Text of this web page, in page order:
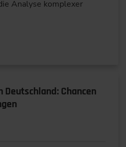
Analyse komplexer
Chancen